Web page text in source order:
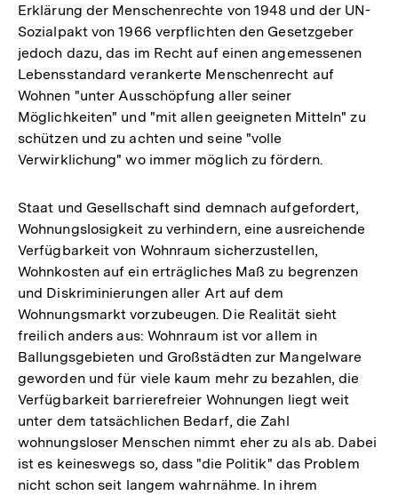
Erklärung der Menschenrechte von 1948 und der UN-
Sozialpakt von 1966 verpflichten den Gesetzgeber
jedoch dazu, das im Recht auf einen angemessenen
Lebensstandard verankerte Menschenrecht auf
Wohnen "unter Ausschöpfung aller seiner
Möglichkeiten" und "mit allen geeigneten Mitteln" zu
schützen und zu achten und seine "volle
Verwirklichung" wo immer möglich zu fördern.
Staat und Gesellschaft sind demnach aufgefordert,
Wohnungslosigkeit zu verhindern, eine ausreichende
Verfügbarkeit von Wohnraum sicherzustellen,
Wohnkosten auf ein erträgliches Maß zu begrenzen
und Diskriminierungen aller Art auf dem
Wohnungsmarkt vorzubeugen. Die Realität sieht
freilich anders aus: Wohnraum ist vor allem in
Ballungsgebieten und Großstädten zur Mangelware
geworden und für viele kaum mehr zu bezahlen, die
Verfügbarkeit barrierefreier Wohnungen liegt weit
unter dem tatsächlichen Bedarf, die Zahl
wohnungsloser Menschen nimmt eher zu als ab. Dabei
ist es keineswegs so, dass "die Politik" das Problem
nicht schon seit langem wahrnähme. In ihrem